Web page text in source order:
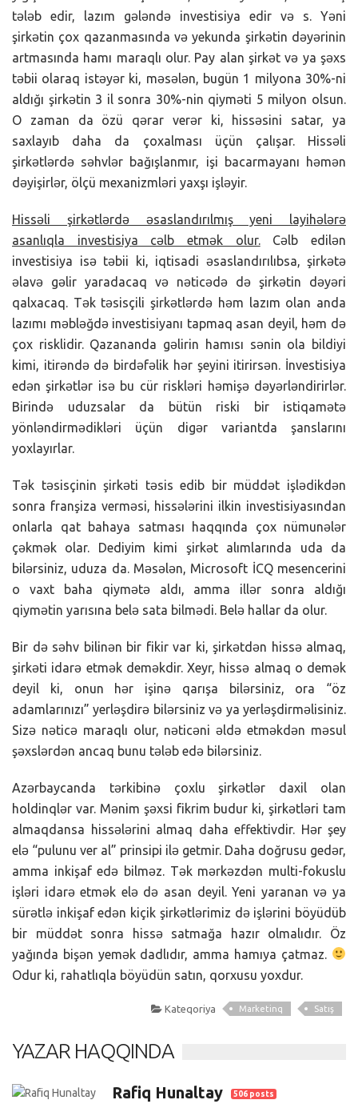
tələb edir, lazım gələndə investisiya edir və s. Yəni
şirkətin çox qazanmasında və yekunda şirkətin dəyərinin
artmasında hamı maraqlı olur. Pay alan şirkət və ya şəxs
təbii olaraq istəyər ki, məsələn, bugün 1 milyona 30%-ni
aldığı şirkətin 3 il sonra 30%-nin qiyməti 5 milyon olsun.
O zaman da özü qərar verər ki, hissəsini satar, ya
saxlayıb daha da çoxalması üçün çalışar. Hissəli
şirkətlərdə səhvlər bağışlanmır, işi bacarmayanı həmən
dəyişirlər, ölçü mexanizmləri yaxşı işləyir.
Hissəli şirkətlərdə əsaslandırılmış yeni layihələrə
asanlıqla investisiya cəlb etmək olur.Cəlb edilən
investisiya isə təbii ki, iqtisadi əsaslandırılıbsa, şirkətə
əlavə gəlir yaradacaq və nəticədə də şirkətin dəyəri
qalxacaq. Tək təsisçili şirkətlərdə həm lazım olan anda
lazımı məbləğdə investisiyanı tapmaq asan deyil, həm də
çox risklidir. Qazananda gəlirin hamısı sənin ola bildiyi
kimi, itirəndə də birdəfəlik hər şeyini itirirsən. İnvestisiya
edən şirkətlər isə bu cür riskləri həmişə dəyərləndirirlər.
Birində uduzsalar da bütün riski bir istiqamətə
yönləndirmədikləri üçün digər variantda şanslarını
yoxlayırlar.
Tək təsisçinin şirkəti təsis edib bir müddət işlədikdən
sonra franşiza verməsi, hissələrini ilkin investisiyasından
onlarla qat bahaya satması haqqında çox nümunələr
çəkmək olar. Dediyim kimi şirkət alımlarında uda da
bilərsiniz, uduza da. Məsələn, Microsoft İCQ mesencerini
o vaxt baha qiymətə aldı, amma illər sonra aldığı
qiymətin yarısına belə sata bilmədi. Belə hallar da olur.
Bir də səhv bilinən bir fikir var ki, şirkətdən hissə almaq,
şirkəti idarə etmək deməkdir. Xeyr, hissə almaq o demək
deyil ki, onun hər işinə qarışa bilərsiniz, ora “öz
adamlarınızı” yerləşdirə bilərsiniz və ya yerləşdirməlisiniz.
Sizə nəticə maraqlı olur, nəticəni əldə etməkdən məsul
şəxslərdən ancaq bunu tələb edə bilərsiniz.
Azərbaycanda tərkibinə çoxlu şirkətlər daxil olan
holdinqlər var. Mənim şəxsi fikrim budur ki, şirkətləri tam
almaqdansa hissələrini almaq daha effektivdir. Hər şey
elə “pulunu ver al” prinsipi ilə getmir. Daha doğrusu gedər,
amma inkişaf edə bilməz. Tək mərkəzdən multi-fokuslu
işləri idarə etmək elə də asan deyil. Yeni yaranan və ya
sürətlə inkişaf edən kiçik şirkətlərimiz də işlərini böyüdüb
bir müddət sonra hissə satmağa hazır olmalıdır. Öz
yağında bişən yemək dadlıdır, amma hamıya çatmaz.
Odur ki, rahatlıqla böyüdün satın, qorxusu yoxdur.
Kateqoriya Marketinq Satış
YAZAR HAQQINDA
Rafiq Hunaltay 506 posts